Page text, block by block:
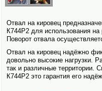
Отвал на кировец
К744Р2 для исполь­зования на
Поворот отвала
Отвал на кировец надёжно
довольно высокие нагрузки.
так и различные территории.
К744Р2 это гарантия его